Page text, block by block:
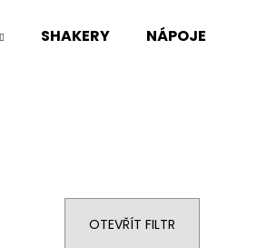
SHAKERY NÁPOJE
OTEVŘÍT FILTR